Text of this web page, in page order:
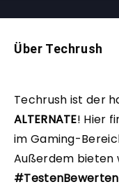
Über Techrush
Techrush ist der
ALTERNATE! Hier
im Gaming-
Außerdem bieten